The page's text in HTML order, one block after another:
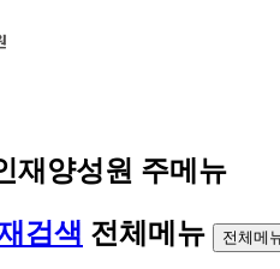
재양성원 주메뉴
검색 전체메뉴 전체메